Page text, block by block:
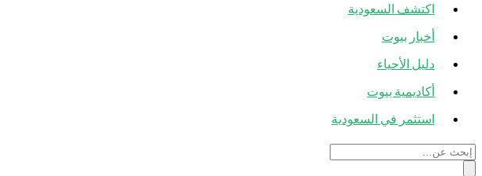
اكتشف السعودية
أخبار بيوت
دليل الأحياء
أكاديمية بيوت
استثمر في السعودية